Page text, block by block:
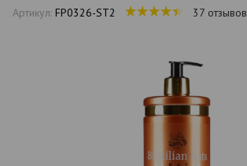
Артикул: FP0326-ST2 37 отзывов